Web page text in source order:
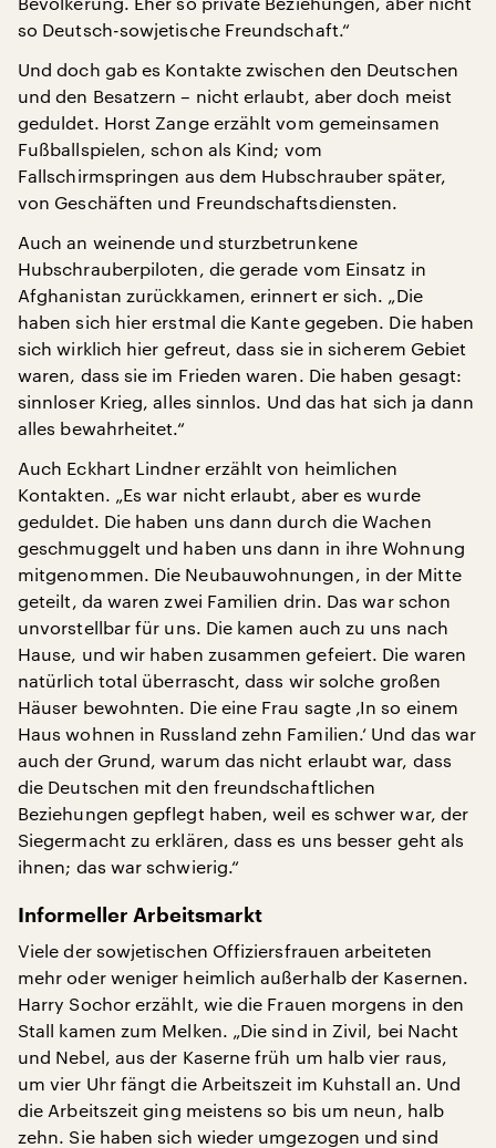
so Deutsch-sowjetische Freundschaft.“
Und doch gab es Kontakte zwischen den Deutschen
und den Besatzern – nicht erlaubt, aber doch meist
geduldet. Horst Zange erzählt vom gemeinsamen
Fußballspielen, schon als Kind; vom
Fallschirmspringen aus dem Hubschrauber später,
von Geschäften und Freundschaftsdiensten.
Auch an weinende und sturzbetrunkene
Hubschrauberpiloten, die gerade vom Einsatz in
Afghanistan zurückkamen, erinnert er sich. „Die
haben sich hier erstmal die Kante gegeben. Die haben
sich wirklich hier gefreut, dass sie in sicherem Gebiet
waren, dass sie im Frieden waren. Die haben gesagt:
sinnloser Krieg, alles sinnlos. Und das hat sich ja dann
alles bewahrheitet.“
Auch Eckhart Lindner erzählt von heimlichen
Kontakten. „Es war nicht erlaubt, aber es wurde
geduldet. Die haben uns dann durch die Wachen
geschmuggelt und haben uns dann in ihre Wohnung
mitgenommen. Die Neubauwohnungen, in der Mitte
geteilt, da waren zwei Familien drin. Das war schon
unvorstellbar für uns. Die kamen auch zu uns nach
Hause, und wir haben zusammen gefeiert. Die waren
natürlich total überrascht, dass wir solche großen
Häuser bewohnten. Die eine Frau sagte ‚In so einem
Haus wohnen in Russland zehn Familien.‘ Und das war
auch der Grund, warum das nicht erlaubt war, dass
die Deutschen mit den freundschaftlichen
Beziehungen gepflegt haben, weil es schwer war, der
Siegermacht zu erklären, dass es uns besser geht als
ihnen; das war schwierig.“
Informeller Arbeitsmarkt
Viele der sowjetischen Offiziersfrauen arbeiteten
mehr oder weniger heimlich außerhalb der Kasernen.
Harry Sochor erzählt, wie die Frauen morgens in den
Stall kamen zum Melken. „Die sind in Zivil, bei Nacht
und Nebel, aus der Kaserne früh um halb vier raus,
um vier Uhr fängt die Arbeitszeit im Kuhstall an. Und
die Arbeitszeit ging meistens so bis um neun, halb
zehn. Sie haben sich wieder umgezogen und sind